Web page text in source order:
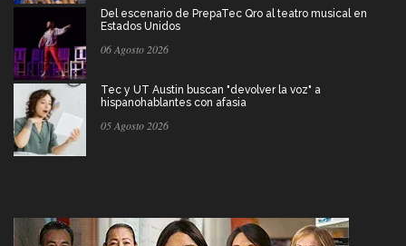
Del escenario de PrepaTec Qro al teatro musical en
Estados Unidos
06 Agosto 2026
Tec y UT Austin buscan "devolver la voz" a
hispanohablantes con afasia
05 Agosto 2026